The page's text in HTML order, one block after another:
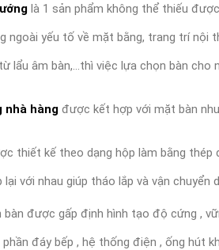
là 1 sản phẩm không thể thiếu
ngoài yếu tố về mặt bằng, trang trí nội
lẩu âm bàn,…thì việc lựa chọn bàn cho
nhà hàng được kết hợp với mặt bàn
thiết kế theo dạng hộp làm bằng thép
với nhau giúp tháo lắp và vận chuyển
bàn được gấp định hình tạo độ cứng ,
đáy bếp , hệ thống điện , ống hút